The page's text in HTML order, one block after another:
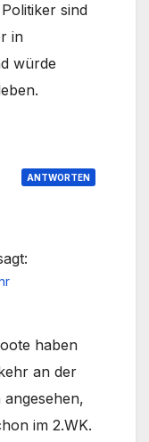
sind
in
würde
ANTWORTEN
haben
an der
im 2.WK.